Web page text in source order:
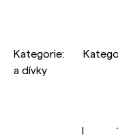
Kategorie:
a dívky
I 1. - 3.